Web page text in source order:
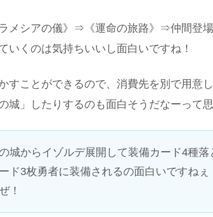
メシアの儀》⇒《運命の旅路》⇒仲間登
いくのは気持ちいいし面白いですね！
すことができるので、消費先を別で用意
城」したりするのも面白そうだなーって思
城からイゾルデ展開して装備カード4種
ド3枚勇者に装備されるの面白いですね
！